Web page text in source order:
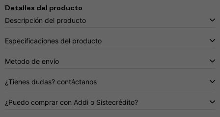
Detalles del producto
Descripción del producto
Especificaciones del producto
Metodo de envío
¿Tienes dudas? contáctanos
¿Puedo comprar con Addi o Sistecrédito?